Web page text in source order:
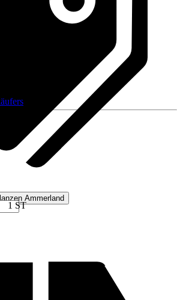
Ammerland
1 ST